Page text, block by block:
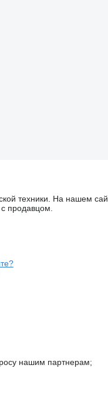
техники. На нашем
продавцом.
нашим партнерам;